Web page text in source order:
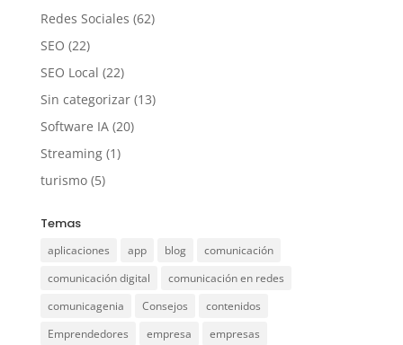
Redes Sociales (62)
SEO (22)
SEO Local (22)
Sin categorizar(13)
Software IA(20)
Streaming(1)
turismo(5)
Temas
aplicaciones app blog
comunicación
comunicación digital
comunicación en redes
comunicagenia
Consejos
contenidos
Emprendedores
empresa
empresas